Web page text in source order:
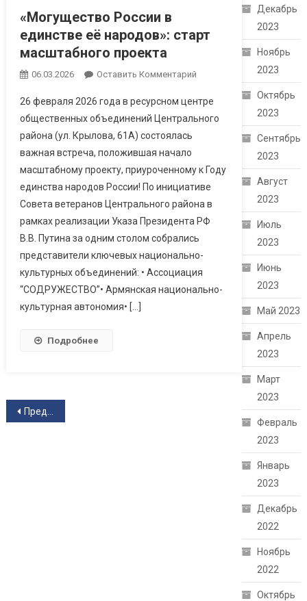
«Могущество России в
единстве её народов»: старт
масштабного проекта
06.03.2026 Оставить Комментарий
26 февраля 2026 года в ресурсном центре
общественных объединений Центрального
района (ул. Крылова, 61А) состоялась
важная встреча, положившая начало
масштабному проекту, приуроченному к Году
единства народов России! По инициативе
Совета ветеранов Центрального района в
рамках реализации Указа Президента РФ
В.В. Путина за одним столом собрались
представители ключевых национально-
культурных объединений: • Ассоциация
“СОДРУЖЕСТВО”• Армянская национально-
культурная автономия• […]
Подробнее
Навигация по записям
Предыдущие записи
Декабрь
2023
Ноябрь
2023
Октябрь
2023
Сентябрь
2023
Август
2023
Июль
2023
Июнь
2023
Май 2023
Апрель
2023
Март
2023
Февраль
2023
Январь
2023
Декабрь
2022
Ноябрь
2022
Октябрь